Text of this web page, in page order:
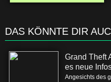
DAS KÖNNTE DIR
Grand Theft
es neue
Angesichts des